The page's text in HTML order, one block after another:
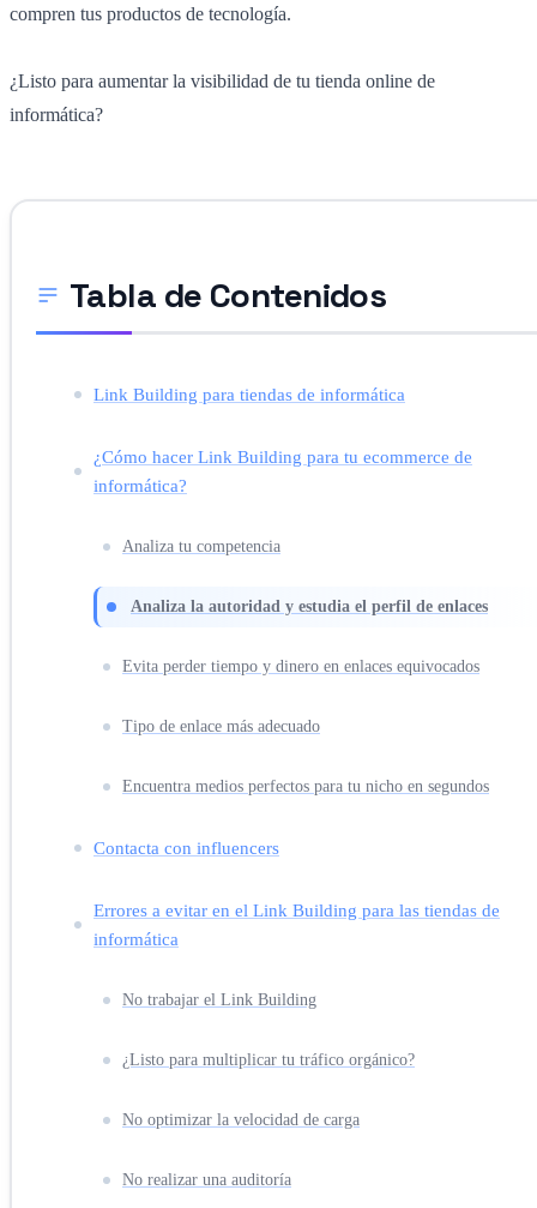
compren tus productos de tecnología.
¿Listo para aumentar la visibilidad de tu tienda online de
informática?
Tabla de Contenidos
Link Building para tiendas de informática
¿Cómo hacer Link Building para tu ecommerce de
informática?
Analiza tu competencia
Analiza la autoridad y estudia el perfil de enlaces
Evita perder tiempo y dinero en enlaces equivocados
Tipo de enlace más adecuado
Encuentra medios perfectos para tu nicho en segundos
Contacta con influencers
Errores a evitar en el Link Building para las tiendas de
informática
No trabajar el Link Building
¿Listo para multiplicar tu tráfico orgánico?
No optimizar la velocidad de carga
No realizar una auditoría